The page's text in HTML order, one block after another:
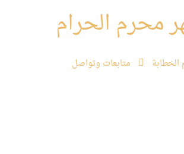
محرم الحرام
الخطابة متابعات وتواصل